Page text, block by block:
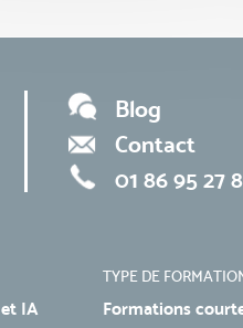
Blog
Contact
01 86 95 27
IA
TYPE DE
Formations